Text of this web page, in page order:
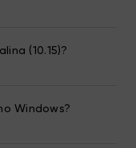
(10.15)?
Windows?